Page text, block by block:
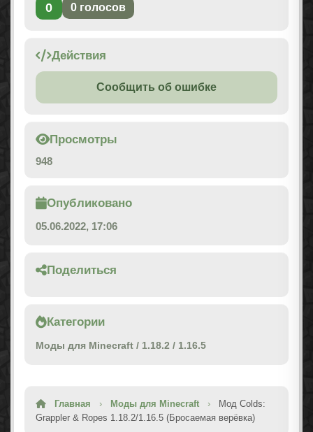
0 0 голосов
Действия
Сообщить об ошибке
Просмотры
948
Опубликовано
05.06.2022, 17:06
Поделиться
Категории
Моды для Minecraft / 1.18.2 / 1.16.5
Главная › Моды для Minecraft ›
Мод Colds:
Grappler & Ropes 1.18.2/1.16.5 (Бросаемая верёвка)